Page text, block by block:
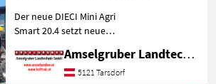
Der neue DIECI Mini Agri
Smart 20.4 setzt neue
Teleskopladermarkt. Stufe
5 Motor - -Größte Kabine
Amselgruber Landtechnik GmbH
5121 Tarsdorf